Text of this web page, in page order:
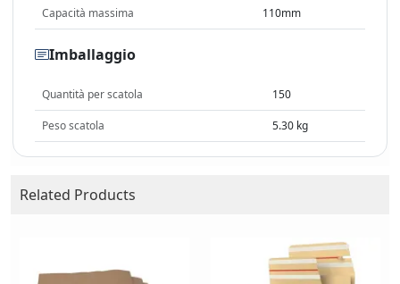
Capacità massima 110mm
Imballaggio
Quantità per scatola 150
Peso scatola 5.30 kg
Related Products